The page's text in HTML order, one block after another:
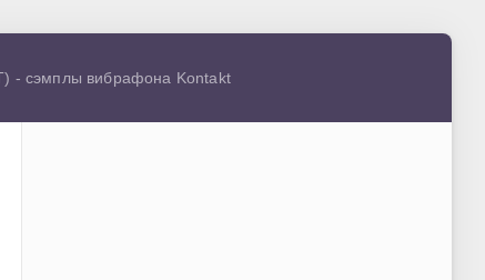
- сэмплы вибрафона Kontakt